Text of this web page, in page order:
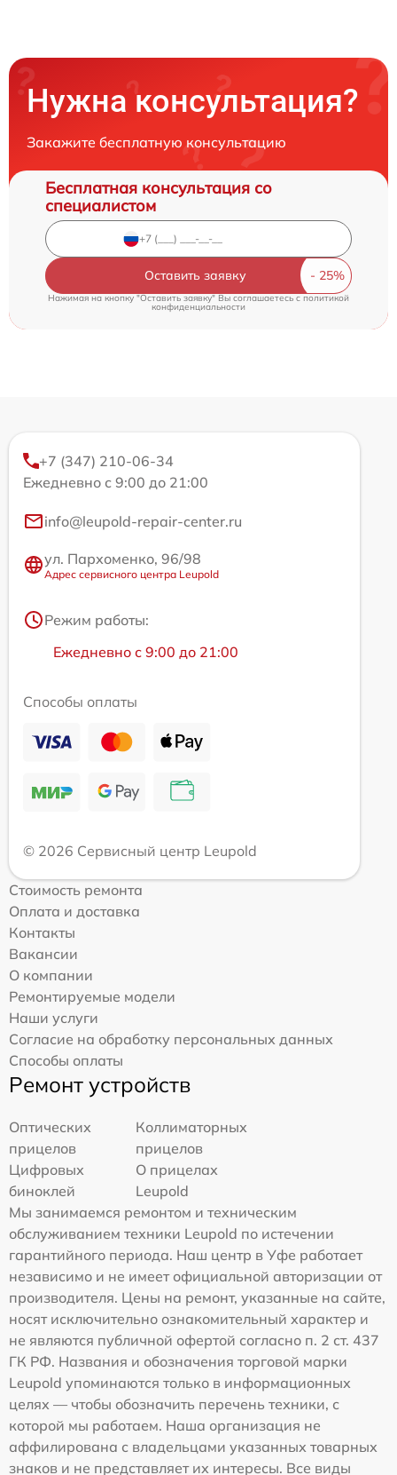
Нужна консультация?
Закажите бесплатную консультацию
Бесплатная консультация со
специалистом
Оставить заявку
Нажимая на кнопку "Оставить заявку" Вы соглашаетесь cполитикой
конфиденциальности
+7 (347) 210-06-34
Ежедневно с 9:00 до 21:00
info@leupold-repair-center.ru
ул. Пархоменко, 96/98
Адрес сервисного центра Leupold
Режим работы:
Ежедневно с 9:00 до 21:00
Способы оплаты
© 2026 Сервисный центр Leupold
Стоимость ремонта
Оплата и доставка
Контакты
Вакансии
О компании
Ремонтируемые модели
Наши услуги
Согласие на обработку персональных данных
Способы оплаты
Ремонт устройств
Оптических
прицелов
Коллиматорных
прицелов
Цифровых
биноклей
О прицелах
Leupold
Мы занимаемся ремонтом и техническим
обслуживанием техники Leupold по истечении
гарантийного периода. Наш центр в Уфе работает
независимо и не имеет официальной авторизации от
производителя. Цены на ремонт, указанные на сайте,
носят исключительно ознакомительный характер и
не являются публичной офертой согласно п. 2 ст. 437
ГК РФ. Названия и обозначения торговой марки
Leupold упоминаются только в информационных
целях — чтобы обозначить перечень техники, с
которой мы работаем. Наша организация не
аффилирована с владельцами указанных товарных
знаков и не представляет их интересы. Все виды